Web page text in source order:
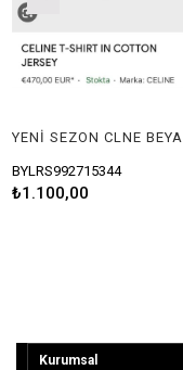
BYLRS992715344
₺1.100,00
Kurumsal